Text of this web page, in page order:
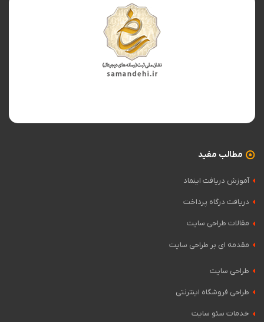
مطالب مفید
آموزش دریافت اینماد
دریافت درگاه پرداخت
مقالات طراحی سایت
مقدمه ای بر طراحی سایت
طراحی سایت
طراحی فروشگاه اینترنتی
خدمات سئو سایت